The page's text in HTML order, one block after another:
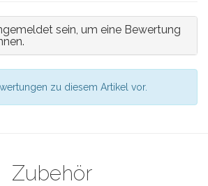
sein, um eine Bewertung
zu diesem Artikel vor.
Zubehör